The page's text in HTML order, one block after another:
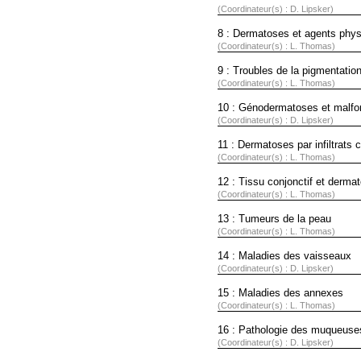
(Coordinateur(s) : D. Lipsker)
8 : Dermatoses et agents
(Coordinateur(s) : L. Thomas)
9 : Troubles de la
(Coordinateur(s) : L. Thomas)
10 : Génodermatoses et
(Coordinateur(s) : D. Lipsker)
11 : Dermatoses par infiltrats
(Coordinateur(s) : L. Thomas)
12 : Tissu conjonctif et
(Coordinateur(s) : L. Thomas)
13 : Tumeurs de la peau
(Coordinateur(s) : L. Thomas)
14 : Maladies des vaisseaux
(Coordinateur(s) : D. Lipsker)
15 : Maladies des annexes
(Coordinateur(s) : L. Thomas)
16 : Pathologie des
(Coordinateur(s) : D. Lipsker)